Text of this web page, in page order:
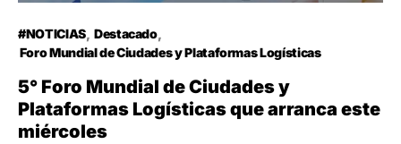
#NOTICIAS Destacado
Foro Mundial de Ciudades y Plataformas Logísticas
5° Foro Mundial de Ciudades y
Plataformas Logísticas que arranca este
miércoles